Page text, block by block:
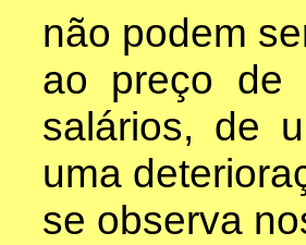
não podem
ao preço de
salários, de
uma
se observa